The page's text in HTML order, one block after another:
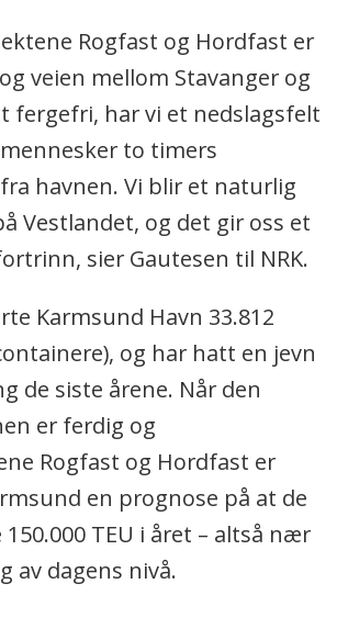
Rogfast og Hordfast er
veien mellom Stavanger og
fergefri, har vi et nedslagsfelt
to timers
havnen. Vi blir et naturlig
Vestlandet, og det gir oss et
sier Gautesen til NRK.
Karmsund Havn 33.812
og har hatt en jevn
de siste årene. Når den
er ferdig og
Rogfast og Hordfast er
en prognose på at de
TEU i året – altså nær
av dagens nivå.